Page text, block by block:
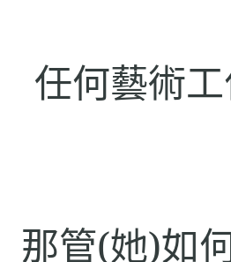
任何藝術
那管(她)如